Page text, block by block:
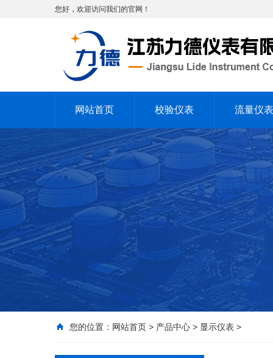
您好，欢迎访问我们的官网！
网站首页 校验仪表 流量仪表
您的位置： 网站首页 > 产品中心 > 显示仪表 >